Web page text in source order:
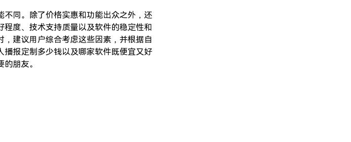
同。除了价格实惠和功能出众之外，还
度、技术支持质量以及软件的稳定性和
建议用户综合考虑这些因素，并根据自
报定制多少钱以及哪家软件既便宜又好
朋友。